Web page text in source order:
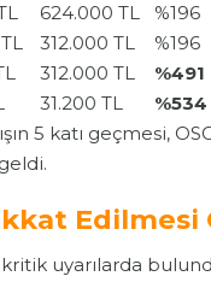
624.000 TL
%196
312.000 TL
%196
312.000 TL
%491
31.200 TL
%534
5 katı geçmesi,
Edilmesi
uyarılarda